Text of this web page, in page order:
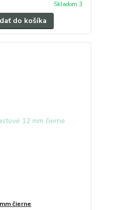
Skladom 3
do košíka
čierne